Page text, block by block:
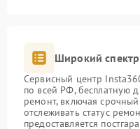
Широкий спектр
Сервисный центр
по всей РФ, бесплатную
ремонт, включая
отслеживать статус
предоставляется